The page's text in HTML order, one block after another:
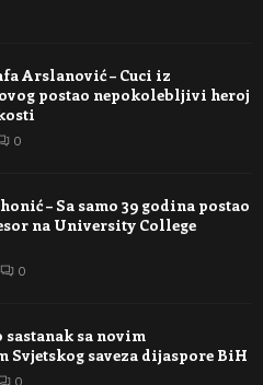
Arslanović – Cuci iz
postao nepokolebljivi heroj
0
– Sa samo 39 godina postao
na University College
0
sa novim
Svjetskog saveza dijaspore BiH
0